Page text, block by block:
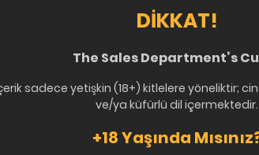
DIKKAT!
The Sales Department’s
sadece yetişkin (18+) kitlelere yöneliktir;
ve/ya küfürlü dil içermektedir.
+18 Yaşında